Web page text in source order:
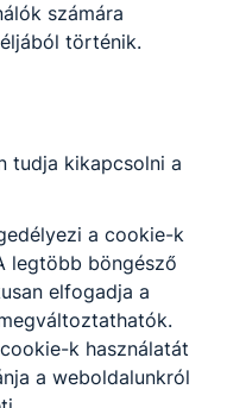
számára
történik.
tudja kikapcsolni a
a cookie-k
legtöbb böngésző
elfogadja a
k használatát
a weboldalunkról